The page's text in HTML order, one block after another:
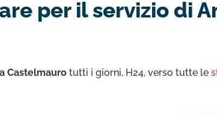
per il servizio di
Castelmauro tutti i giorni, H24, verso tutte le